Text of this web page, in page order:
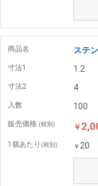
商品名 ステ
寸法1 1.2
寸法2 4
入数 100
販売価格 (税別) ￥
1個あたり (税別) ￥20